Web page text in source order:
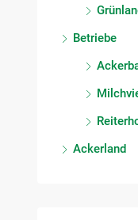
Betriebe
Ackerland